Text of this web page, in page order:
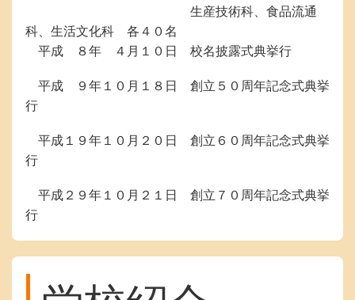
生産技術科、食品流通
科、生活文化科 各４０名
平成 ８年 ４月１０日 校名披露式典挙行
平成 ９年１０月１８日 創立５０周年記念式典挙
行
平成１９年１０月２０日 創立６０周年記念式典挙
行
平成２９年１０月２１日 創立７０周年記念式典挙
行